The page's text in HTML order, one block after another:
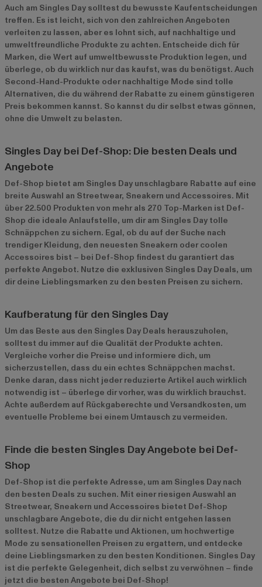
Auch am Singles Day solltest du bewusste Kaufentscheidungen
treffen. Es ist leicht, sich von den zahlreichen Angeboten
verleiten zu lassen, aber es lohnt sich, auf nachhaltige und
umweltfreundliche Produkte zu achten. Entscheide dich für
Marken, die Wert auf umweltbewusste Produktion legen, und
überlege, ob du wirklich nur das kaufst, was du benötigst. Auch
Second-Hand-Produkte oder nachhaltige Mode sind tolle
Alternativen, die du während der Rabatte zu einem günstigeren
Preis bekommen kannst. So kannst du dir selbst etwas gönnen,
ohne die Umwelt zu belasten.
Singles Day bei Def-Shop: Die besten Deals und
Angebote
Def-Shop bietet am Singles Day unschlagbare Rabatte auf eine
breite Auswahl an Streetwear, Sneakern und Accessoires. Mit
über 22.500 Produkten von mehr als 270 Top-Marken ist Def-
Shop die ideale Anlaufstelle, um dir am Singles Day tolle
Schnäppchen zu sichern. Egal, ob du auf der Suche nach
trendiger Kleidung, den neuesten Sneakern oder coolen
Accessoires bist – bei Def-Shop findest du garantiert das
perfekte Angebot. Nutze die exklusiven Singles Day Deals, um
dir deine Lieblingsmarken zu den besten Preisen zu sichern.
Kaufberatung für den Singles Day
Um das Beste aus den Singles Day Deals herauszuholen,
solltest du immer auf die Qualität der Produkte achten.
Vergleiche vorher die Preise und informiere dich, um
sicherzustellen, dass du ein echtes Schnäppchen machst.
Denke daran, dass nicht jeder reduzierte Artikel auch wirklich
notwendig ist – überlege dir vorher, was du wirklich brauchst.
Achte außerdem auf Rückgaberechte und Versandkosten, um
eventuelle Probleme bei einem Umtausch zu vermeiden.
Finde die besten Singles Day Angebote bei Def-
Shop
Def-Shop ist die perfekte Adresse, um am Singles Day nach
den besten Deals zu suchen. Mit einer riesigen Auswahl an
Streetwear, Sneakern und Accessoires bietet Def-Shop
unschlagbare Angebote, die du dir nicht entgehen lassen
solltest. Nutze die Rabatte und Aktionen, um hochwertige
Mode zu sensationellen Preisen zu ergattern, und entdecke
deine Lieblingsmarken zu den besten Konditionen. Singles Day
ist die perfekte Gelegenheit, dich selbst zu verwöhnen – finde
jetzt die besten Angebote bei Def-Shop!